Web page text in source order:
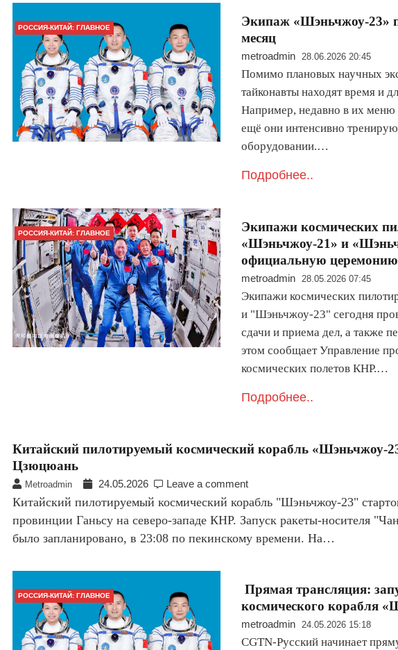
РОССИЯ-КИТАЙ: ГЛАВНОЕ
Экипаж «Шэньчжоу-23»
месяц
metroadmin 28.06.2026 20:45
Помимо плановых научных
тайконавты находят время и
Например, недавно в их меню
ещё они интенсивно
оборудовании.…
Подробнее..
РОССИЯ-КИТАЙ: ГЛАВНОЕ
Экипажи космических
«Шэньчжоу-21» и
официальную церемонию
metroadmin 28.05.2026 07:45
Экипажи космических
и "Шэньчжоу-23" сегодня
сдачи и приема дел, а также
этом сообщает Управление
космических полетов КНР.…
Подробнее..
Китайский пилотируемый космический корабль «Шэньчжоу-
Цзюцюань
Metroadmin 24.05.2026 Leave a comment
Китайский пилотируемый космический корабль "Шэньчжоу-23"
провинции Ганьсу на северо-западе КНР. Запуск ракеты-носителя
было запланировано, в 23:08 по пекинскому времени. На…
РОССИЯ-КИТАЙ: ГЛАВНОЕ
Прямая трансляция:
космического корабля
metroadmin 24.05.2026 15:18
CGTN-Русский начинает